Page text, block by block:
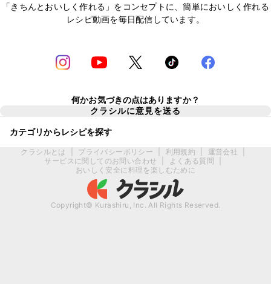
「きちんとおいしく作れる」をコンセプトに、簡単においしく作れる
レシピ動画を毎日配信しています。
何かお気づきの点はありますか？
クラシルに意見を送る
カテゴリからレシピを探す
クラシルとは プライバシーポリシー 利用規約 運営会社
サービスに関してのお問い合わせ
よくある質問
おいしく安全に料理を楽しむために
Copyright© Kurashiru, Inc. All Rights Reserved.